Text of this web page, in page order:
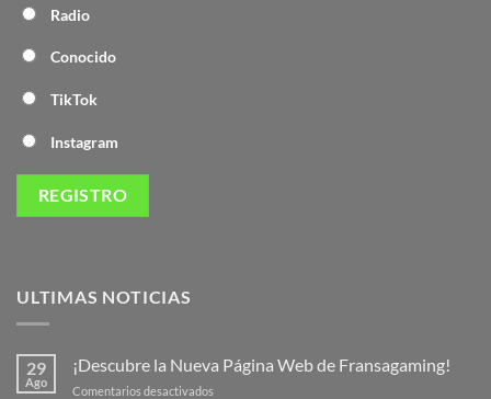
Radio
Conocido
TikTok
Instagram
ULTIMAS NOTICIAS
29
Ago
¡Descubre la Nueva Página Web de Fransagaming!
Comentarios desactivados